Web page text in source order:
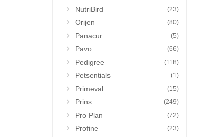
NutriBird (23)
Orijen (80)
Panacur (5)
Pavo (66)
Pedigree (118)
Petsentials (1)
Primeval (15)
Prins (249)
Pro Plan (72)
Profine (23)